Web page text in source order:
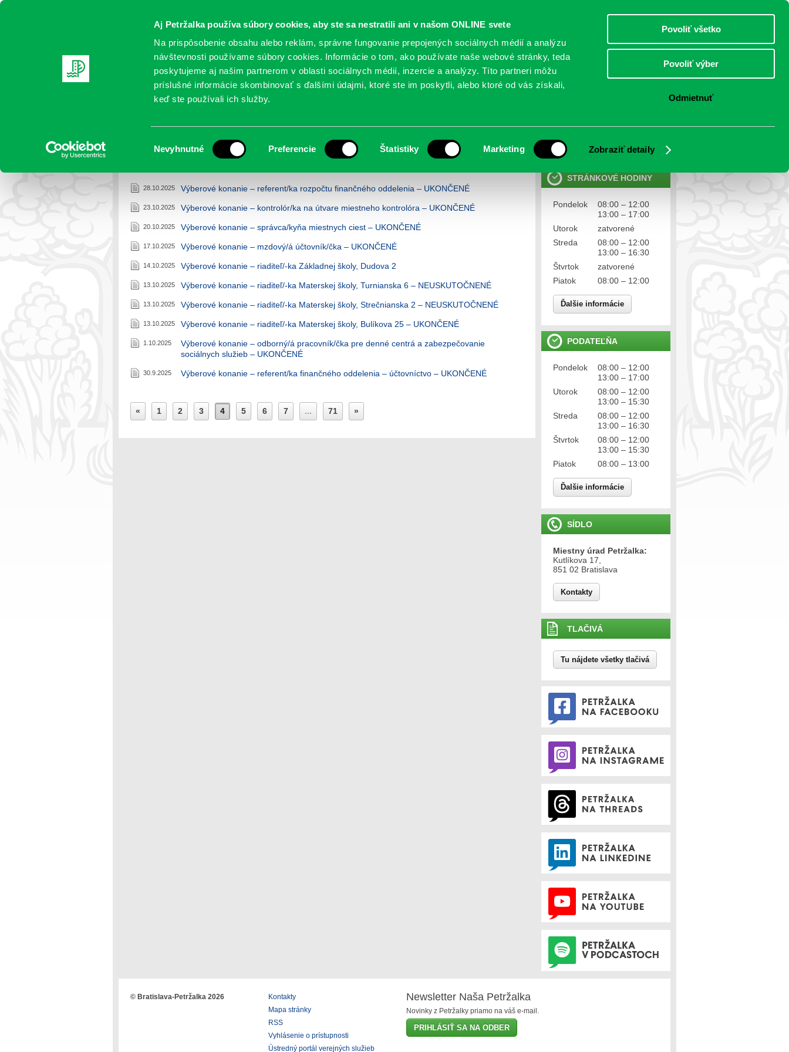
Aj Petržalka používa súbory cookies, aby ste sa nestratili ani v našom ONLINE svete
Na prispôsobenie obsahu alebo reklám, správne fungovanie prepojených sociálnych médií a analýzu
návštevnosti používame súbory cookies. Informácie o tom, ako používate naše webové stránky, teda
poskytujeme aj našim partnerom v oblasti sociálnych médií, inzercie a analýzy. Títo partneri môžu
príslušné informácie skombinovať s ďalšími údajmi, ktoré ste im poskytli, alebo ktoré od vás získali,
keď ste používali ich služby.
súhlasu
Nevyhnutné Preferencie Štatistiky Marketing Zobraziť detaily
Povoliť všetko
Povoliť výber
Odmietnuť
Oficiálne stránky
PETRŽALSKÉ KONTO
AKTUALITY SAMOSPRÁVA ORGANIZÁCIE OBLASTI NOVINY MAPY TLAČIVÁ KONTAKTY
Ochrana osobných údajov
STRÁNKOVÉ HODINY
Pondelok
08:00 – 12:00
13:00 – 17:00
Utorok
zatvorené
Streda
08:00 – 12:00
13:00 – 16:30
Štvrtok
zatvorené
Piatok
08:00 – 12:00
Ďalšie informácie
PODATEĽŇA
Pondelok
08:00 – 12:00
13:00 – 17:00
Utorok
08:00 – 12:00
13:00 – 15:30
Streda
08:00 – 12:00
13:00 – 16:30
Štvrtok
08:00 – 12:00
13:00 – 15:30
Piatok
08:00 – 13:00
Ďalšie informácie
SÍDLO
Miestny úrad Petržalka:
Kutlíkova 17,
851 02 Bratislava
Kontakty
TLAČIVÁ
Tu nájdete všetky tlačivá
Výberové konania mestskej časti Bratislava-Petržalka
Petržalka>Výberové konania mestskej časti Bratislava-Petržalka
28.10.2025 Výberové konanie – referent/ka rozpočtu finančného oddelenia – UKONČENÉ
23.10.2025 Výberové konanie – kontrolór/ka na útvare miestneho kontrolóra – UKONČENÉ
20.10.2025 Výberové konanie – správca/kyňa miestnych ciest – UKONČENÉ
17.10.2025 Výberové konanie – mzdový/á účtovník/čka – UKONČENÉ
14.10.2025 Výberové konanie – riaditeľ/-ka Základnej školy, Dudova 2
13.10.2025 Výberové konanie – riaditeľ/-ka Materskej školy, Turnianska 6 – NEUSKUTOČNENÉ
13.10.2025 Výberové konanie – riaditeľ/-ka Materskej školy, Strečnianska 2 – NEUSKUTOČNENÉ
13.10.2025 Výberové konanie – riaditeľ/-ka Materskej školy, Bulíkova 25 – UKONČENÉ
1.10.2025
Výberové konanie – odborný/á pracovník/čka pre denné centrá a zabezpečovanie
sociálnych služieb – UKONČENÉ
30.9.2025 Výberové konanie – referent/ka finančného oddelenia – účtovníctvo – UKONČENÉ
« 1 2 3 4 5 6 7 ... 71 »
© Bratislava-Petržalka 2026
Kontakty
Mapa stránky
RSS
Vyhlásenie o prístupnosti
Ústredný portál verejných služieb
Newsletter Naša Petržalka
Novinky z Petržalky priamo na váš e-mail.
PRIHLÁSIŤ SA NA ODBER